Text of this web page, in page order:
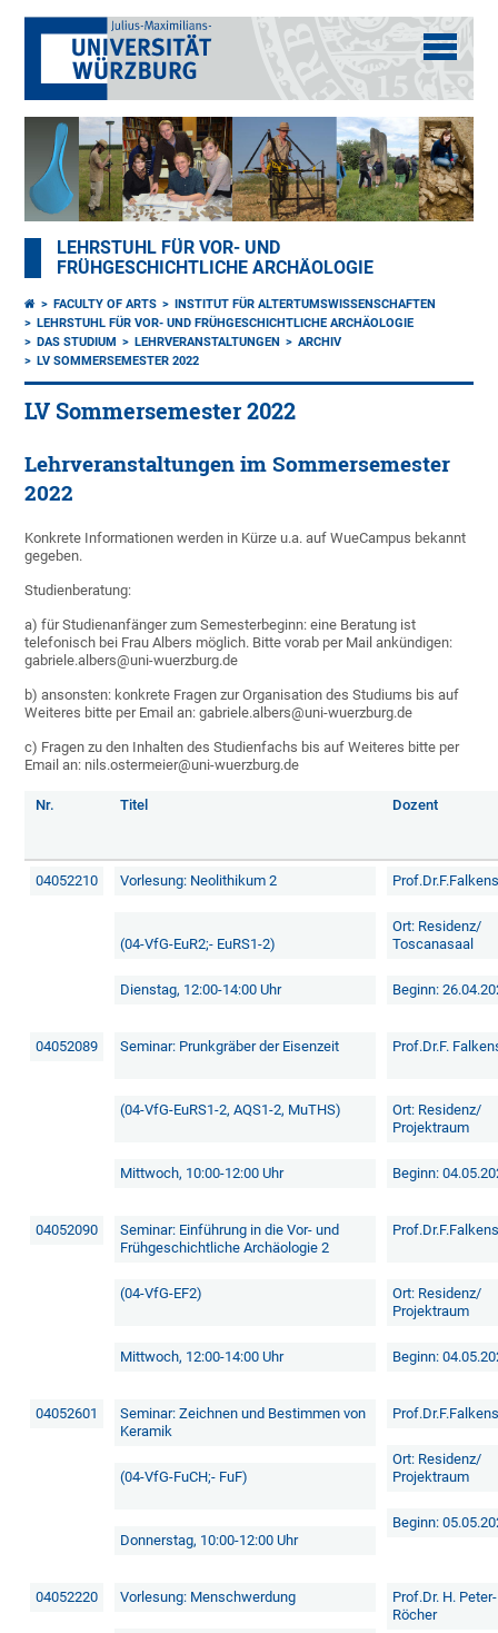
LEHRSTUHL FÜR VOR- UND
FRÜHGESCHICHTLICHE ARCHÄOLOGIE
FACULTY OF ARTS
INSTITUT FÜR ALTERTUMSWISSENSCHAFTEN
LEHRSTUHL FÜR VOR- UND FRÜHGESCHICHTLICHE ARCHÄOLOGIE
DAS STUDIUM
LEHRVERANSTALTUNGEN
ARCHIV
LV SOMMERSEMESTER 2022
LV Sommersemester 2022
Lehrveranstaltungen im Sommersemester
2022
Konkrete Informationen werden in Kürze u.a. auf WueCampus bekannt
gegeben.
Studienberatung:
a) für Studienanfänger zum Semesterbeginn: eine Beratung ist
telefonisch bei Frau Albers möglich. Bitte vorab per Mail ankündigen:
gabriele.albers@uni-wuerzburg.de
b) ansonsten: konkrete Fragen zur Organisation des Studiums bis auf
Weiteres bitte per Email an: gabriele.albers@uni-wuerzburg.de
c) Fragen zu den Inhalten des Studienfachs bis auf Weiteres bitte per
Email an: nils.ostermeier@uni-wuerzburg.de
Nr. Titel Dozent
04052210 Vorlesung: Neolithikum 2
(04-VfG-EuR2;- EuRS1-2)
Dienstag, 12:00-14:00 Uhr
Ort: Residenz/
Toscanasaal
Beginn:
04052089 Seminar: Prunkgräber der Eisenzeit
(04-VfG-EuRS1-2, AQS1-2, MuTHS)
Mittwoch, 10:00-12:00 Uhr
Prof.Dr.F.
Ort: Residenz/
Projektraum
Beginn:
04052090
Seminar: Einführung in die Vor- und
Frühgeschichtliche Archäologie 2
(04-VfG-EF2)
Mittwoch, 12:00-14:00 Uhr
Ort: Residenz/
Projektraum
Beginn:
04052601
Seminar: Zeichnen und Bestimmen von
Keramik
(04-VfG-FuCH;- FuF)
Donnerstag, 10:00-12:00 Uhr
Ort: Residenz/
Projektraum
Beginn:
04052220 Vorlesung: Menschwerdung
Prof.Dr. H. Peter-
Röcher